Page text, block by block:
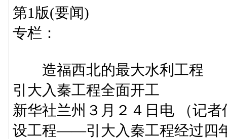
第1版(要闻)
专栏：
造福西北的最大水利工程
引大入秦工程全面开工
新华社兰州３月２４日电 （记
设工程——引大入秦工程经过四